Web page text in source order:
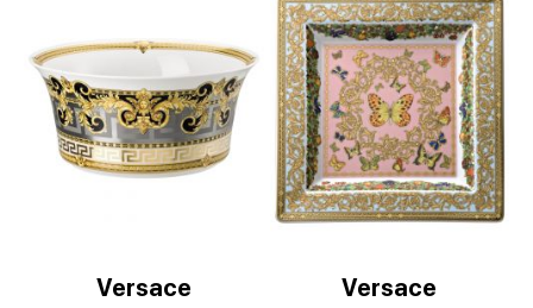
Versace Versace